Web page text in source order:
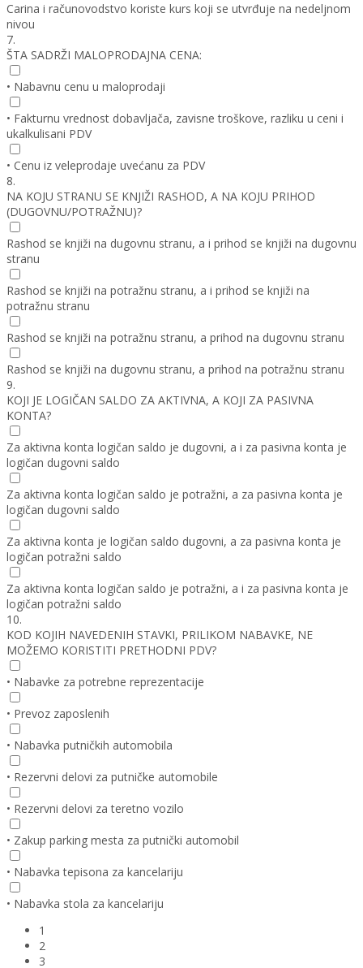
Carina i računovodstvo koriste kurs koji se utvrđuje na nedeljnom
nivou
7.
ŠTA SADRŽI MALOPRODAJNA CENA:
• Nabavnu cenu u maloprodaji
• Fakturnu vrednost dobavljača, zavisne troškove, razliku u ceni i
ukalkulisani PDV
• Cenu iz veleprodaje uvećanu za PDV
8.
NA KOJU STRANU SE KNJIŽI RASHOD, A NA KOJU PRIHOD
(DUGOVNU/POTRAŽNU)?
Rashod se knjiži na dugovnu stranu, a i prihod se knjiži na dugovnu
stranu
Rashod se knjiži na potražnu stranu, a i prihod se knjiži na
potražnu stranu
Rashod se knjiži na potražnu stranu, a prihod na dugovnu stranu
Rashod se knjiži na dugovnu stranu, a prihod na potražnu stranu
9.
KOJI JE LOGIČAN SALDO ZA AKTIVNA, A KOJI ZA PASIVNA
KONTA?
Za aktivna konta logičan saldo je dugovni, a i za pasivna konta je
logičan dugovni saldo
Za aktivna konta logičan saldo je potražni, a za pasivna konta je
logičan dugovni saldo
Za aktivna konta je logičan saldo dugovni, a za pasivna konta je
logičan potražni saldo
Za aktivna konta logičan saldo je potražni, a i za pasivna konta je
logičan potražni saldo
10.
KOD KOJIH NAVEDENIH STAVKI, PRILIKOM NABAVKE, NE
MOŽEMO KORISTITI PRETHODNI PDV?
• Nabavke za potrebne reprezentacije
• Prevoz zaposlenih
• Nabavka putničkih automobila
• Rezervni delovi za putničke automobile
• Rezervni delovi za teretno vozilo
• Zakup parking mesta za putnički automobil
• Nabavka tepisona za kancelariju
• Nabavka stola za kancelariju
1
2
3